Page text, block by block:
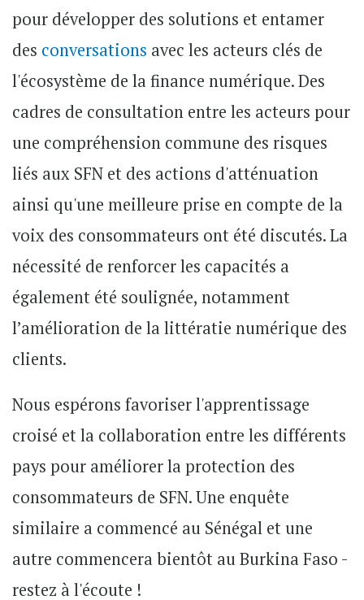
pour développer des solutions et entamer
des conversations avec les acteurs clés de
l'écosystème de la finance numérique. Des
cadres de consultation entre les acteurs pour
une compréhension commune des risques
liés aux SFN et des actions d'atténuation
ainsi qu'une meilleure prise en compte de la
voix des consommateurs ont été discutés. La
nécessité de renforcer les capacités a
également été soulignée, notamment
l’amélioration de la littératie numérique des
clients.
Nous espérons favoriser l'apprentissage
croisé et la collaboration entre les différents
pays pour améliorer la protection des
consommateurs de SFN. Une enquête
similaire a commencé au Sénégal et une
autre commencera bientôt au Burkina Faso -
restez à l'écoute !